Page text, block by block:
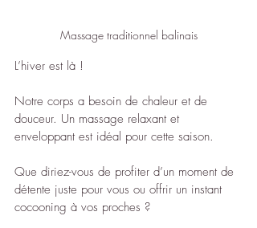
Massage traditionnel balinais
L’hiver est là !
Notre corps a besoin de chaleur et de
douceur. Un massage relaxant et
enveloppant est idéal pour cette saison.
Que diriez-vous de profiter d’un moment de
détente juste pour vous ou offrir un instant
cocooning à vos proches ?